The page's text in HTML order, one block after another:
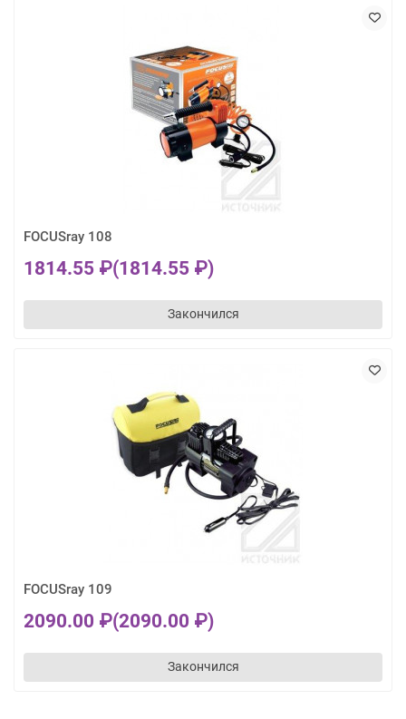
FOCUSray 108
1814.55 ₽(1814.55 ₽)
Закончился
FOCUSray 109
2090.00 ₽(2090.00 ₽)
Закончился